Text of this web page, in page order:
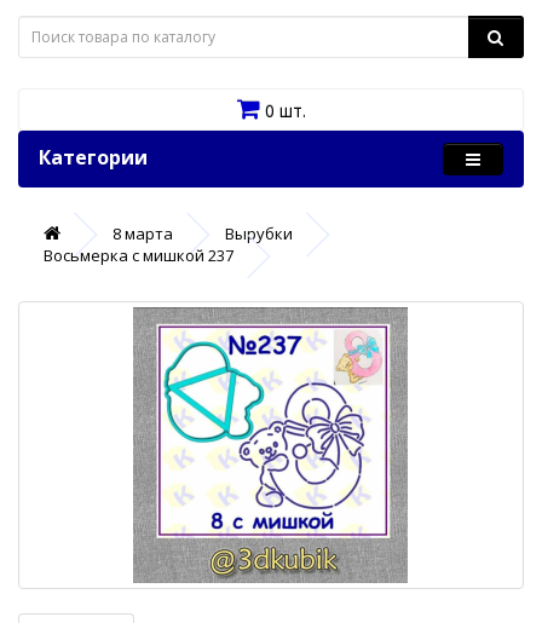
0 шт.
Категории
8 марта
Вырубки
Восьмерка с мишкой 237